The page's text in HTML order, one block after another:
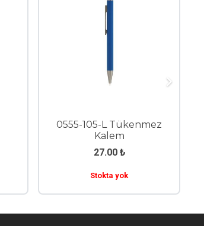
0555-105-L Tükenmez
Kalem
27.00 ₺
Stokta yok